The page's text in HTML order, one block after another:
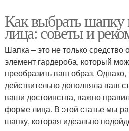
Как выбрать
лица: советы и
Шапка – это не только средство
элемент гардероба, который
преобразить ваш образ.
действительно дополняла ваш
ваши достоинства, важно
форме лица. В этой статье мы
шапку, которая идеально